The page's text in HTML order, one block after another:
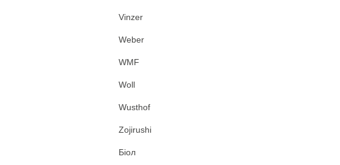
Vinzer
Weber
WMF
Woll
Wusthof
Zojirushi
Біол